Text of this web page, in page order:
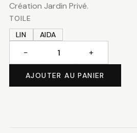
Création Jardin Privé.
TOILE
LIN
AIDA
Au
gnomes
− +
AJOUTER AU PANIER